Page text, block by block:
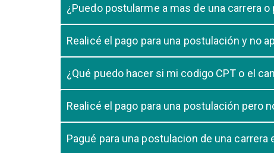
cursando el ultimo año.
¿Puedo postularme a mas de una carrera o
Realicé el pago para una postulación y no
pago, debe comunicarse con su unidad de
¿Qué puedo hacer si mi codigo CPT o el
su postulación.
Realicé el pago para una postulación pero
Pagué para una postulacion de una carrera